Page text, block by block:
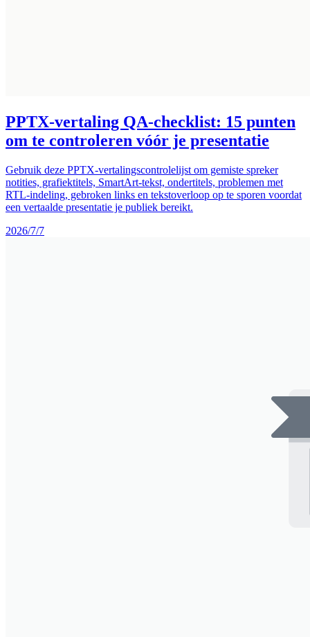
PPTX-vertaling QA-checklist: 15 punten
om te controleren vóór je presentatie
Gebruik deze PPTX-vertalingscontrolelijst om gemiste spreker
notities, grafiektitels, SmartArt-tekst, ondertitels, problemen met
RTL-indeling, gebroken links en tekstoverloop op te sporen voordat
een vertaalde presentatie je publiek bereikt.
2026/7/7